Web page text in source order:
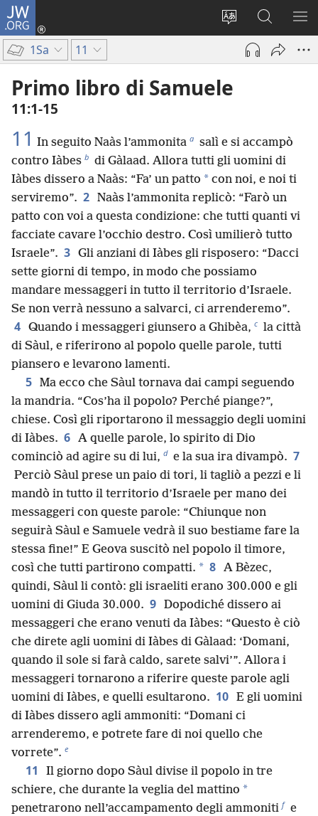
JW.ORG
Modificare
lingua
sito
Accedi
(apre
finestra)
Cerca
JW.ORG
1Sa 11
Primo libro di Samuele
11:1-15
11 In seguito Naàs l’ammonita a salì e si accampò
contro Iàbes b di Gàlaad. Allora tutti gli uomini di
Iàbes dissero a Naàs: “Fa’ un patto * con noi, e noi ti
serviremo”. 2 Naàs l’ammonita replicò: “Farò un
patto con voi a questa condizione: che tutti quanti vi
facciate cavare l’occhio destro. Così umilierò tutto
Israele”. 3 Gli anziani di Iàbes gli risposero: “Dacci
sette giorni di tempo, in modo che possiamo
mandare messaggeri in tutto il territorio d’Israele.
Se non verrà nessuno a salvarci, ci arrenderemo”.
4 Quando i messaggeri giunsero a Ghibèa, c la città
di Sàul, e riferirono al popolo quelle parole, tutti
piansero e levarono lamenti.
5 Ma ecco che Sàul tornava dai campi seguendo
la mandria. “Cos’ha il popolo? Perché piange?”,
chiese. Così gli riportarono il messaggio degli uomini
di Iàbes. 6 A quelle parole, lo spirito di Dio
cominciò ad agire su di lui, d e la sua ira divampò. 7
Perciò Sàul prese un paio di tori, li tagliò a pezzi e li
mandò in tutto il territorio d’Israele per mano dei
messaggeri con queste parole: “Chiunque non
seguirà Sàul e Samuele vedrà il suo bestiame fare la
stessa fine!” E Geova suscitò nel popolo il timore,
così che tutti partirono compatti. * 8 A Bèzec,
quindi, Sàul li contò: gli israeliti erano 300.000 e gli
uomini di Giuda 30.000. 9 Dopodiché dissero ai
messaggeri che erano venuti da Iàbes: “Questo è ciò
che direte agli uomini di Iàbes di Gàlaad: ‘Domani,
quando il sole si farà caldo, sarete salvi’”. Allora i
messaggeri tornarono a riferire queste parole agli
uomini di Iàbes, e quelli esultarono. 10 E gli uomini
di Iàbes dissero agli ammoniti: “Domani ci
arrenderemo, e potrete fare di noi quello che
vorrete”. e
11
Il giorno dopo Sàul divise il popolo in tre
schiere, che durante la veglia del mattino *
penetrarono nell’accampamento degli ammoniti f e